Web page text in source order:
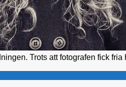
Trots att fotografen fick